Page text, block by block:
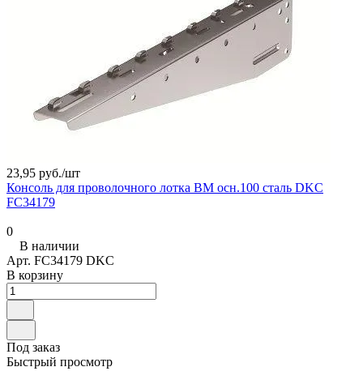
23,95 руб./шт
Консоль для проволочного лотка BM осн.100 сталь DKC
FC34179
0
В наличии
Арт. FC34179 DKC
В корзину
Под заказ
Быстрый просмотр